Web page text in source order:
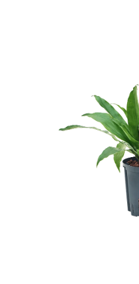
NA OBJEDNÁVKU